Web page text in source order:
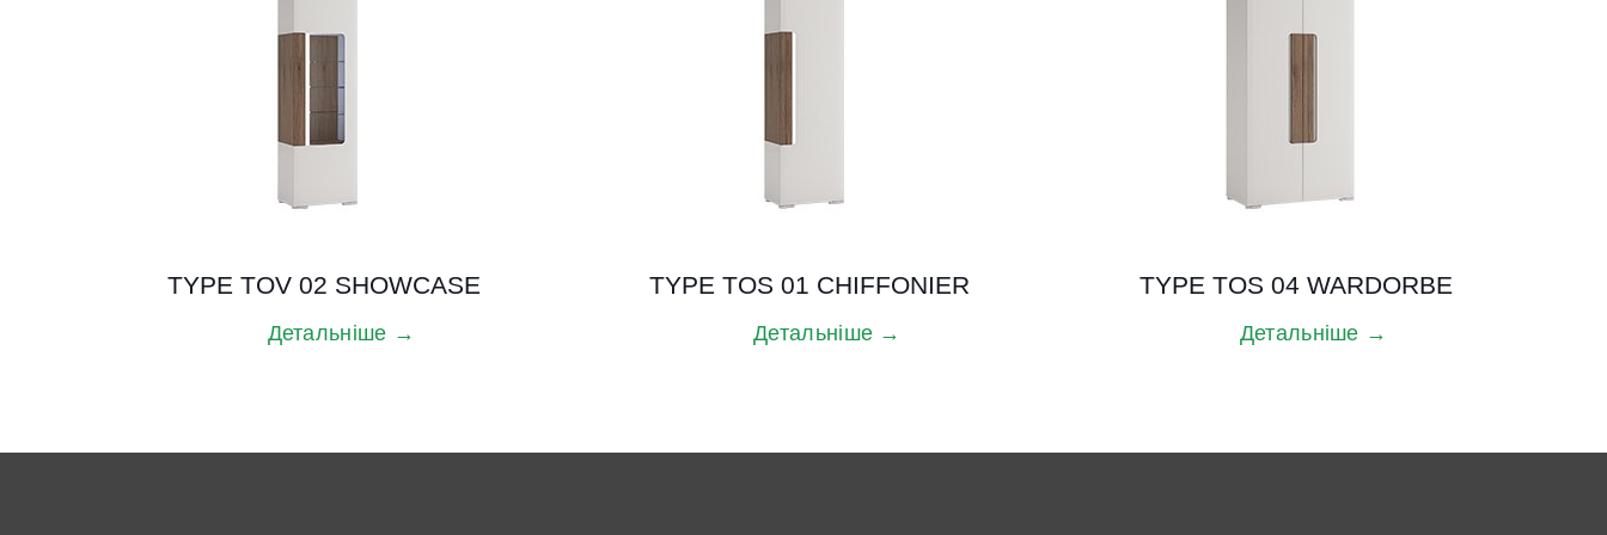
TYPE TOV 02 SHOWCASE
Детальніше →
TYPE TOS 01 CHIFFONIER
Детальніше →
TYPE TOS 04 WARDORBE
Детальніше →